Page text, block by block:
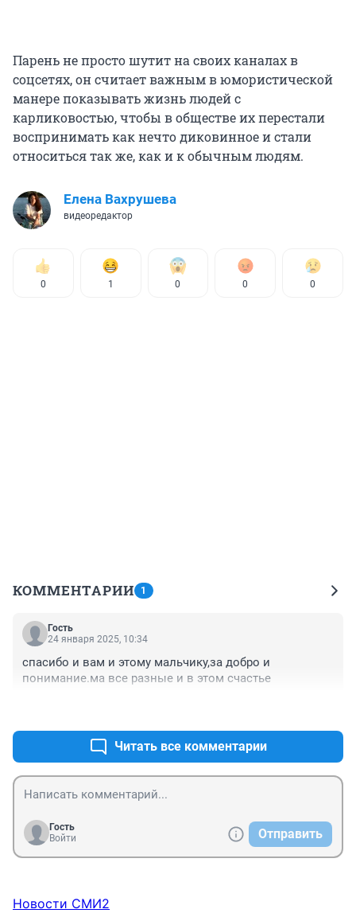
Парень не просто шутит на своих каналах в
соцсетях, он считает важным в юмористической
манере показывать жизнь людей с
карликовостью, чтобы в обществе их перестали
воспринимать как нечто диковинное и стали
относиться так же, как и к обычным людям.
Елена Вахрушева
видеоредактор
0 1 0 0 0
КОММЕНТАРИИ 1
Гость
24 января 2025, 10:34
спасибо и вам и этому мальчику,за добро и
понимание.ма все разные и в этом счастье
Читать все комментарии
Гость
Войти
Отправить
Новости СМИ2